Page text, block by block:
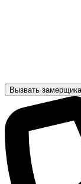
Вызвать замерщика